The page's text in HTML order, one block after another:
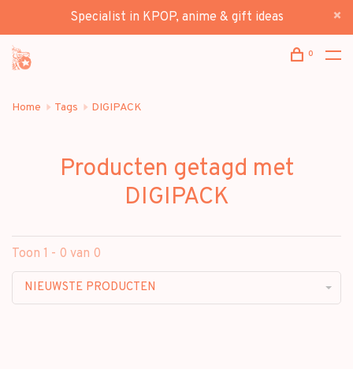
Specialist in KPOP, anime & gift ideas
0
Home Tags DIGIPACK
Producten getagd met
DIGIPACK
Toon 1 - 0 van 0
NIEUWSTE PRODUCTEN